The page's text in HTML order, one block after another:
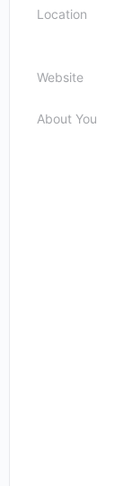
Location
Website
About You